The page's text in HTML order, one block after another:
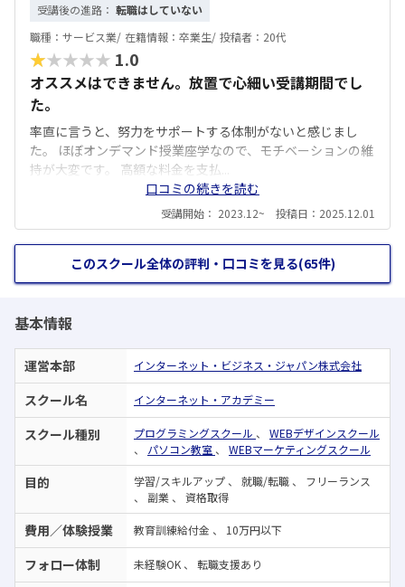
受講後の進路： 転職はしていない
職種： サービス業/ 在籍情報： 卒業生/ 投稿者： 20代
★★★★★ 1.0
オススメはできません。放置で心細い受講期間でし
た。
率直に言うと、努力をサポートする体制がないと感じまし
た。 ほぼオンデマンド授業座学なので、モチベーションの維
持が大変です。 高額な料金を支払...
口コミの続きを読む
受講開始： 2023.12~ 投稿日：2025.12.01
このスクール全体の評判・口コミを見る(65件)
基本情報
運営本部 インターネット・ビジネス・ジャパン株式会社
スクール名 インターネット・アカデミー
スクール種別 プログラミングスクール 、 WEBデザインスクール
、 パソコン教室 、 WEBマーケティングスクール
目的 学習/スキルアップ 、 就職/転職 、 フリーランス
、 副業 、 資格取得
費用／体験授業 教育訓練給付金 、 10万円以下
フォロー体制 未経験OK 、 転職支援あり